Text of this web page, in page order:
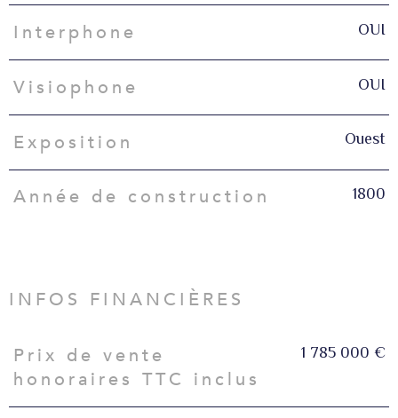
Interphone OUI
Visiophone OUI
Exposition Ouest
Année de construction 1800
INFOS FINANCIÈRES
Caractéristiques Valeurs
Prix de vente
honoraires TTC inclus
1 785 000 €